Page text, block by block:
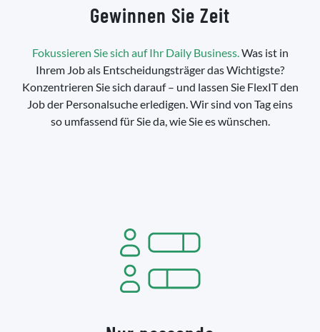
Gewinnen Sie Zeit
Fokussieren Sie sich auf Ihr Daily Business.Was ist in
Ihrem Job als Entscheidungsträger das Wichtigste?
Konzentrieren Sie sich darauf – und lassen Sie FlexIT den
Job der Personalsuche erledigen. Wir sind von Tag eins
so umfassend für Sie da, wie Sie es wünschen.